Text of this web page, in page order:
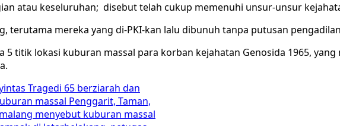
atau keseluruhan; disebut telah cukup memenuhi unsur-unsur
terutama mereka yang di-PKI-kan lalu dibunuh tanpa putusan
5 titik lokasi kuburan massal para korban kejahatan Genosida 1965,